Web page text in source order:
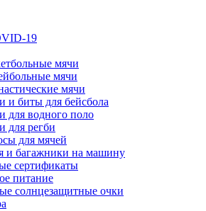
19
мячи
мячи
мячи
и биты для бейсбола
для водного поло
для регби
для мячей
и багажники на машину
сертификаты
питание
солнцезащитные очки